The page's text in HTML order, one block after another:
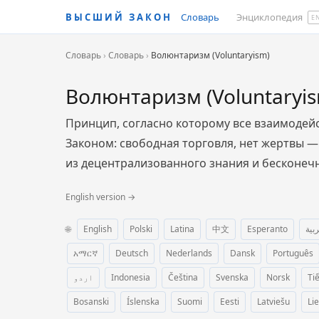
ВЫСШИЙ ЗАКОН Словарь Энциклопедия EN
Словарь › Словарь › Волюнтаризм (Voluntaryism)
Волюнтаризм
Принцип, согласно которому все
Законом: свободная торговля, нет жертвы
из децентрализованного знания и
English version →
🌐 English Polski Latina 中文 Esperanto
አማርኛ
Deutsch Nederlands Dansk Português
اردو
Indonesia Čeština Svenska Norsk
Bosanski
Íslenska Suomi Eesti Latviešu